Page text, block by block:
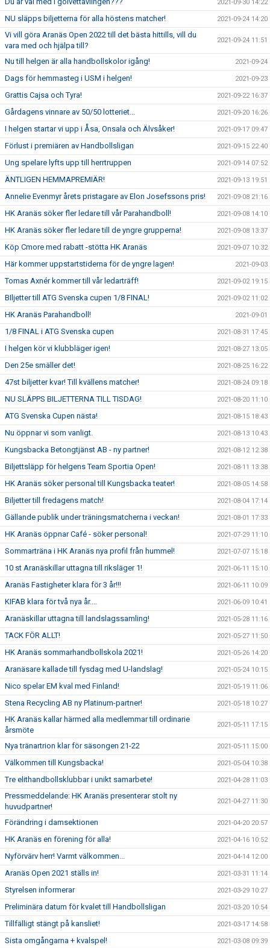
2021-09-30 14:22
NU släpps biljetterna för alla höstens matcher! 2021-09-24 14:20
Vi vill göra Aranäs Open 2022 till det bästa hittills, vill du
vara med och hjälpa till?
2021-09-24 11:51
Nu till helgen är alla handbollskolor igång! 2021-09-24
Dags för hemmasteg i USM i helgen! 2021-09-23
Grattis Cajsa och Tyra! 2021-09-22 16:37
Gårdagens vinnare av 50/50 lotteriet... 2021-09-20 16:26
I helgen startar vi upp i Åsa, Onsala och Älvsåker! 2021-09-17 09:47
Förlust i premiären av Handbollsligan 2021-09-15 22:40
Ung spelare lyfts upp till herrtruppen 2021-09-14 07:52
ÄNTLIGEN HEMMAPREMIÄR! 2021-09-13 19:51
Annelie Evenmyr årets pristagare av Elon Josefssons pris! 2021-09-08 21:16
HK Aranäs söker fler ledare till vår Parahandboll! 2021-09-08 14:10
HK Aranäs söker fler ledare till de yngre grupperna! 2021-09-08 13:37
Köp Cmore med rabatt -stötta HK Aranäs 2021-09-07 10:32
Här kommer uppstartstiderna för de yngre lagen! 2021-09-03
Tomas Axnér kommer till vår ledarträff! 2021-09-02 19:15
BIljetter till ATG Svenska cupen 1/8 FINAL! 2021-09-02 11:02
HK Aranäs Parahandboll! 2021-09-01
1/8 FINAL i ATG Svenska cupen 2021-08-31 17:45
I helgen kör vi klubbläger igen! 2021-08-27 13:05
Den 25e smäller det! 2021-08-25 16:22
47st biljetter kvar! Till kvällens matcher! 2021-08-24 09:18
NU SLÄPPS BILJETTERNA TILL TISDAG! 2021-08-20 11:10
ATG Svenska Cupen nästa! 2021-08-15 18:43
Nu öppnar vi som vanligt. 2021-08-13 10:43
Kungsbacka Betongtjänst AB - ny partner! 2021-08-12 12:38
Biljettsläpp för helgens Team Sportia Open! 2021-08-11 13:38
HK Aranäs söker personal till Kungsbacka teater! 2021-08-05 14:58
Biljetter till fredagens match! 2021-08-04 17:14
Gällande publik under träningsmatcherna i veckan! 2021-08-01 17:33
HK Aranäs öppnar Café - söker personal! 2021-07-29 11:10
Sommarträna i HK Aranäs nya profil från hummel! 2021-07-07 15:18
10 st Aranäskillar uttagna till riksläger 1! 2021-06-11 15:10
Aranäs Fastigheter klara för 3 år!!! 2021-06-11 10:09
KIFAB klara för två nya år.... 2021-06-09 10:41
Aranäskillar uttagna till landslagssamling! 2021-05-28 11:16
TACK FÖR ALLT! 2021-05-27 11:50
HK Aranäs sommarhandbollskola 2021! 2021-05-26 14:20
Aranäsare kallade till fysdag med U-landslag! 2021-05-24 10:15
Nico spelar EM kval med Finland! 2021-05-19 11:06
Stena Recycling AB ny Platinum-partner! 2021-05-18 10:27
HK Aranäs kallar härmed alla medlemmar till ordinarie
årsmöte
2021-05-11 17:15
Nya tränartrion klar för säsongen 21-22 2021-05-11 15:00
Välkommen till Kungsbacka! 2021-05-04 10:38
Tre elithandbollsklubbar i unikt samarbete! 2021-04-28 11:03
Pressmeddelande: HK Aranäs presenterar stolt ny
huvudpartner!
2021-04-27 11:30
Förändring i damsektionen 2021-04-20 20:57
HK Aranäs en förening för alla! 2021-04-16 10:52
Nyförvärv herr! Varmt välkommen... 2021-04-14 12:00
Aranäs Open 2021 ställs in! 2021-03-31 11:14
Styrelsen informerar 2021-03-29 10:27
Preliminära datum för kvalet till Handbollsligan 2021-03-20 10:54
Tillfälligt stängt på kansliet! 2021-03-17 14:58
Sista omgångarna + kvalspel! 2021-03-08 09:39